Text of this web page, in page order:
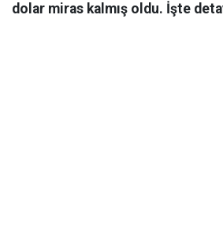
dolar miras kalmış oldu. İşte